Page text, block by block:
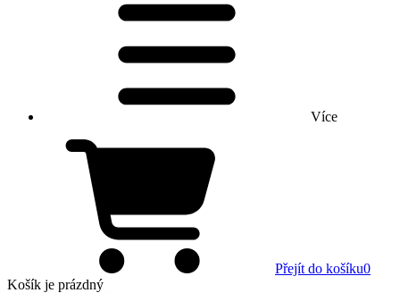
Více
Přejít do košíku0
Košík je prázdný